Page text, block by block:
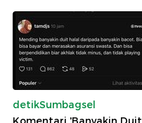
detikSumbagsel